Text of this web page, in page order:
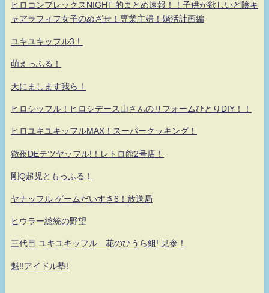
ヒロコンプレックスNIGHT 的まとめ速報！！子供が欲しいど陰キ
ャアラフィフ女子のめざせ！専業主婦！婚活計画編
ユキユキッフル3！
萌えっふる！
天にまします我ら！
ヒロシッフル！ヒロシデース山さんのリフォームひとりDIY！！
ヒロユキユキッフルMAX！スーパークッキング！
徹夜DEテツヤッフル!！レトロ館2号店！
剛Q超児ともっふる！
ヤナッフル ゲームだいすき6！放送局
ヒウラー総統の野望
三代目 ユキユキッフル 花のひうら組! 見参！
魁!!アイドル塾!